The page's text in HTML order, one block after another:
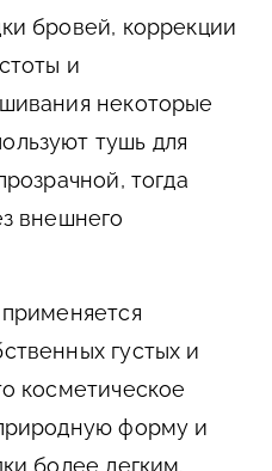
бровей, коррекции
и
некоторые
тушь для
тогда
внешнего
густых и
косметическое
форму и
более легким.